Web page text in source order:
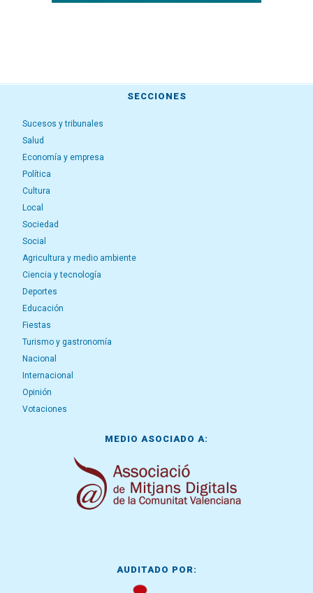
SECCIONES
Sucesos y tribunales
Salud
Economía y empresa
Política
Cultura
Local
Sociedad
Social
Agricultura y medio ambiente
Ciencia y tecnología
Deportes
Educación
Fiestas
Turismo y gastronomía
Nacional
Internacional
Opinión
Votaciones
MEDIO ASOCIADO A:
AUDITADO POR: